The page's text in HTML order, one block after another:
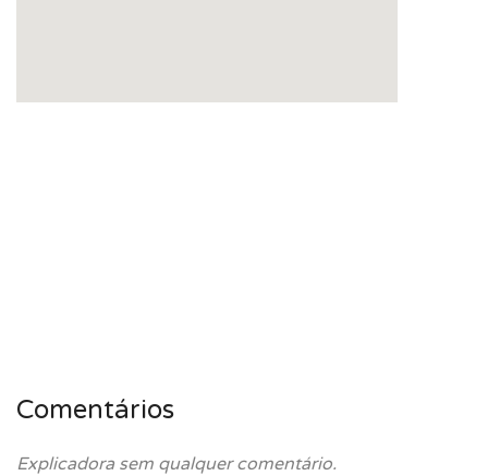
Comentários
Explicadora sem qualquer comentário.